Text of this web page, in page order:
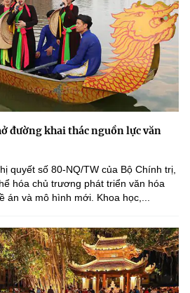
đường khai thác nguồn lực văn
quyết số 80-NQ/TW của Bộ Chính trị,
hóa chủ trương phát triển văn hóa
án và mô hình mới. Khoa học,...